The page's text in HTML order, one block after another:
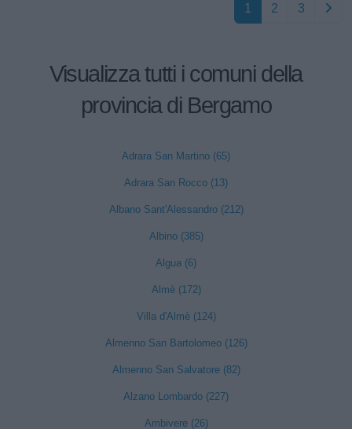
1 2 3
Visualizza tutti i comuni della
provincia di Bergamo
Adrara San Martino (65)
Adrara San Rocco (13)
Albano Sant'Alessandro (212)
Albino (385)
Algua (6)
Almè (172)
Villa d'Almè (124)
Almenno San Bartolomeo (126)
Almenno San Salvatore (82)
Alzano Lombardo (227)
Ambivere (26)